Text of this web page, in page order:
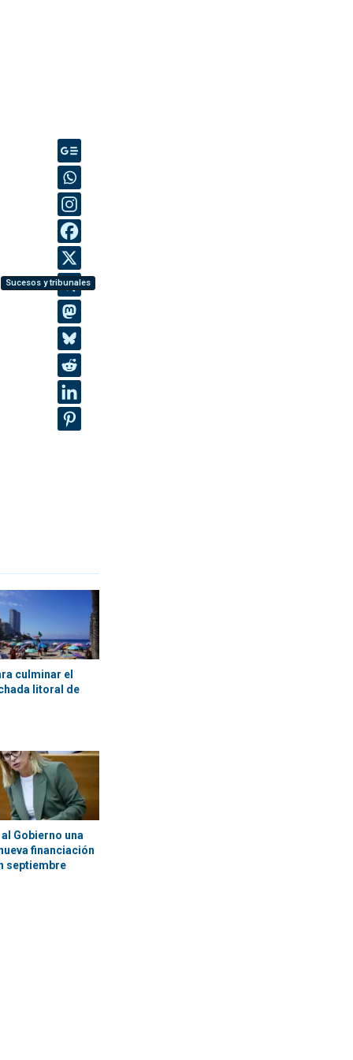
Sucesos y tribunales
culminar el
litoral de
al Gobierno una
financiación
septiembre